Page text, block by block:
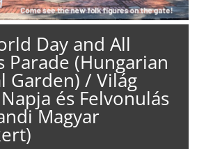
Day and All
Parade (Hungarian
Garden) / Világ
és Felvonulás
Magyar